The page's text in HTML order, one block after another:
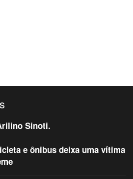
Sinoti.
e ônibus deixa uma vítima